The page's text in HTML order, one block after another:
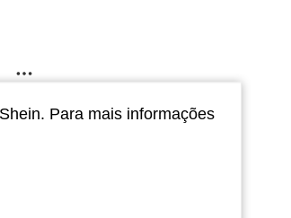
Para mais informações